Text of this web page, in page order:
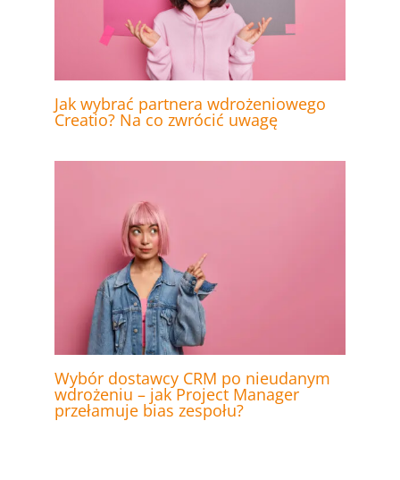
Jak wybrać partnera wdrożeniowego
Creatio? Na co zwrócić uwagę
Wybór dostawcy CRM po nieudanym
wdrożeniu – jak Project Manager
przełamuje bias zespołu?